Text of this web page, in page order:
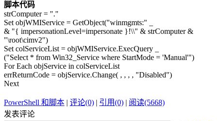
脚本代码
strComputer = "."
Set objWMIService = GetObject("winmgmts:" _
& "{ impersonationLevel=impersonate }!\\" & strComputer &
"\root\cimv2")
Set colServiceList = objWMIService.ExecQuery _
("Select * from Win32_Service where StartMode = 'Manual'")
For Each objService in colServiceList
errReturnCode = objService.Change( , , , , "Disabled")
Next
PowerShell 和脚本 | 评论(0) | 引用(0) | 阅读(5668)
发表评论